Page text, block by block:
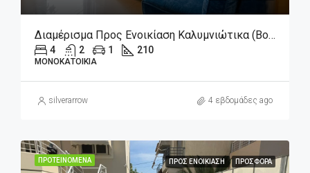
Διαμέρισμα Προς Ενοικίαση Καλυμνιώτικα (Βούλα) 4.500€ , 210 Τ.Μ.
4 2 1 210
ΜΟΝΟΚΑΤΟΙΚΊΑ
silverarrow 4 εβδομάδες ago
ΠΡΟΤΕΙΝΌΜΕΝΑ ΠΡΟΣ ΕΝΟΙΚΊΑΣΗ ΠΡΟΣΦΟΡΆ